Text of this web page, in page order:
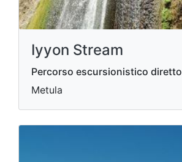
Iyyon Stream
Percorso escursionistico diretto
Metula